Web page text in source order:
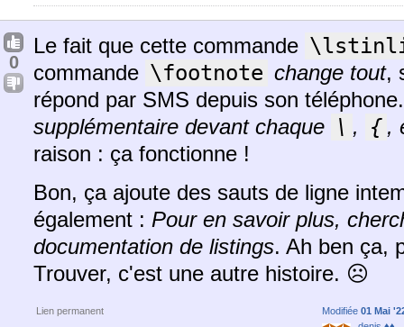
0
Le fait que cette commande
commande \footnote change tout,
répond par SMS depuis son
supplémentaire devant chaque \ , { ,
raison : ça fonctionne !
Bon, ça ajoute des sauts de ligne
également : Pour en savoir plus,
documentation de listings. Ah ben ça,
Trouver, c'est une autre histoire. ☹️
Lien permanent Modifiée 01 Mai